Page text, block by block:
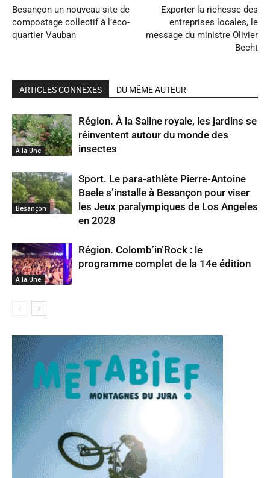
Besançon un nouveau site de
compostage collectif à l’éco-
quartier Vauban
Exporter la richesse des
entreprises locales, le
message du ministre Olivier
Becht
ARTICLES CONNEXES DU MÊME AUTEUR
A la Une
Région. À la Saline royale, les jardins se
réinventent autour du monde des
insectes
Besançon
Sport. Le para-athlète Pierre-Antoine
Baele s’installe à Besançon pour viser
les Jeux paralympiques de Los Angeles
en 2028
A la Une
Région. Colomb’in’Rock : le
programme complet de la 14e édition